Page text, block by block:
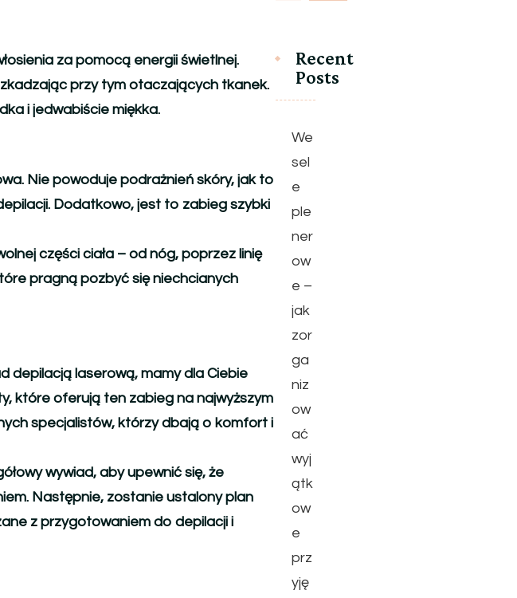
za pomocą energii świetlnej.
przy tym otaczających tkanek.
i jedwabiście miękka.
Nie powoduje podrażnień skóry, jak to
Dodatkowo, jest to zabieg szybki
części ciała – od nóg, poprzez linię
pragną pozbyć się niechcianych
depilacją laserową, mamy dla Ciebie
które oferują ten zabieg na najwyższym
specjalistów, którzy dbają o komfort i
wywiad, aby upewnić się, że
Następnie, zostanie ustalony plan
z przygotowaniem do depilacji i
Recent
Posts
We
sel
e
ple
ner
ow
e –
jak
zor
ga
niz
ow
ać
wyj
ątk
ow
e
prz
yję